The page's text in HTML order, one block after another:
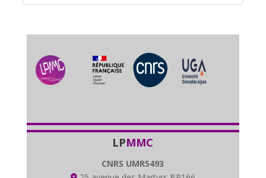
LPMMC
CNRS UMR5493